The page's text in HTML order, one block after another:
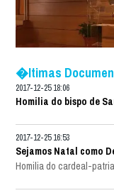
�ltimas
2017-12-25 18:06
Homilia do bispo de
2017-12-25 16:53
Sejamos Natal como
Homilia do cardeal-